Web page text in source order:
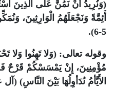
(وَنُرِيدُ أَنْ نَمُنَّ عَلَى الَّذِينَ
أَئِمَّةً وَنَجْعَلَهُمُ الْوَارِثِينَ،
5-6).
وقوله تعالى: (وَلا تَهِنُوا وَلا
مُؤْمِنِينَ، إِنْ يَمْسَسْكُمْ قَرْحٌ
الأَيَّأمُ نُدَأوِلُهَا بَيْنَ النَّاسِ) (آل